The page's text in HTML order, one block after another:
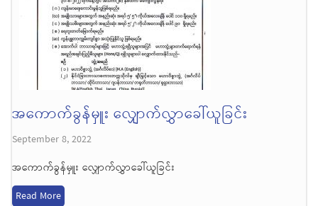
အကောက်ခွန်မှူး လျှောက်လွှာခေါ်ယူခြင်း
September 8, 2022
အကောက်ခွန်မှူး လျှောက်လွှာခေါ်ယူခြင်း
Read More